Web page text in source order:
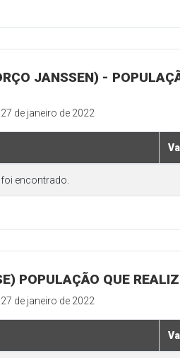
JANSSEN) -
27 de janeiro de 2022
encontrado.
POPULAÇÃO QUE
27 de janeiro de 2022